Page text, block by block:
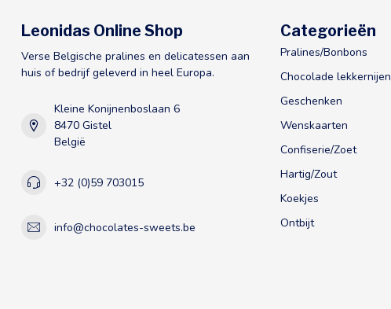
Leonidas Online Shop
Verse Belgische pralines en delicatessen aan
huis of bedrijf geleverd in heel Europa.
Kleine Konijnenboslaan 6
8470 Gistel
België
+32 (0)59 703015
info@chocolates-sweets.be
Categorieën
Pralines/Bonbons
Chocolade lekkernijen
Geschenken
Wenskaarten
Confiserie/Zoet
Hartig/Zout
Koekjes
Ontbijt